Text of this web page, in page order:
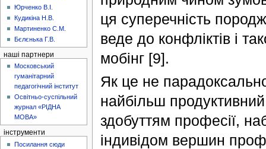
ця суперечність
веде до конфліктів i
мобінг [9].
Як це не
найбільш
здобуттям професії,
індивідом вершин
Юрченко В.І.
Кудикіна Н.В.
Мартиненко С.М.
Бєлєнька Г.В.
наші партнери
Московський
гуманітарний
педагогічний інститут
Освітньо-суспільний
журнал «РІДНА
МОВА»
інструменти
Посилання сюди